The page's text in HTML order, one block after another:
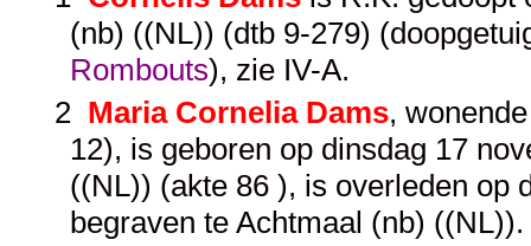
(nb) ((NL)) (dtb 9-279)
Rombouts), zie IV-A.
2 Maria Cornelia Dams,
12), is geboren op dinsdag 17
((NL)) (akte 86 ), is overleden op
begraven te Achtmaal (nb)